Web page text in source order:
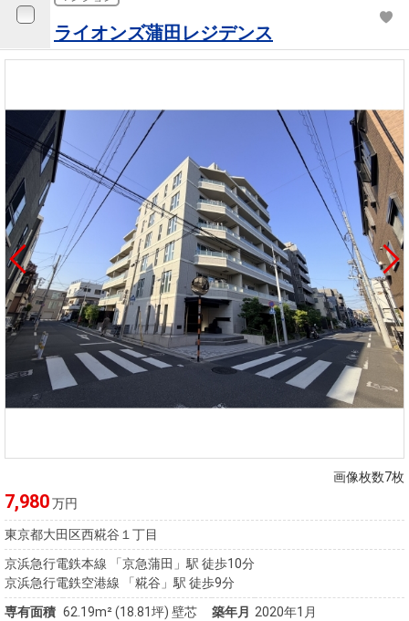
ライオンズ蒲田レジデンス
画像枚数7枚
7,980万円
東京都大田区西糀谷１丁目
京浜急行電鉄本線 「京急蒲田」駅 徒歩10分
京浜急行電鉄空港線 「糀谷」駅 徒歩9分
専有面積 62.19m²(18.81坪) 壁芯 築年月 2020年1月